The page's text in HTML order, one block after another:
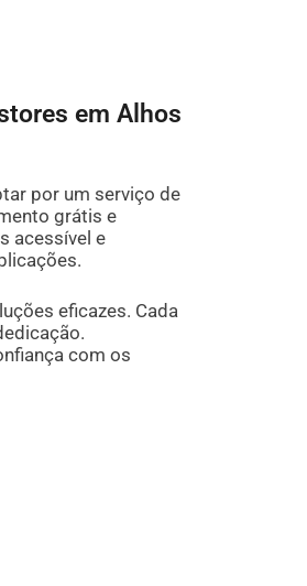
em Alhos
por um serviço de
grátis e
acessível e
eficazes. Cada
com os